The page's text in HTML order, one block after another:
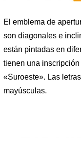
El emblema de
son diagonales e
están pintadas en
tienen una
«Suroeste». Las
mayúsculas.